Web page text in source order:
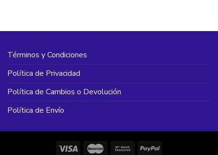
Términos y Condiciones
Política de Privacidad
Política de Cambios o Devolución
Política de Envío